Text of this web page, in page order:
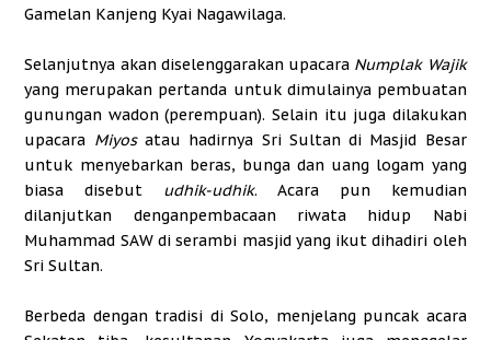
Gamelan Kanjeng Kyai Nagawilaga.
Selanjutnya akan diselenggarakan upacara Numplak Wajik
yang merupakan pertanda untuk dimulainya pembuatan
gunungan wadon (perempuan). Selain itu juga dilakukan
upacara Miyos atau hadirnya Sri Sultan di Masjid Besar
untuk menyebarkan beras, bunga dan uang logam yang
biasa disebut udhik-udhik. Acara pun kemudian
dilanjutkan denganpembacaan riwata hidup Nabi
Muhammad SAW di serambi masjid yang ikut dihadiri oleh
Sri Sultan.
Berbeda dengan tradisi di Solo, menjelang puncak acara